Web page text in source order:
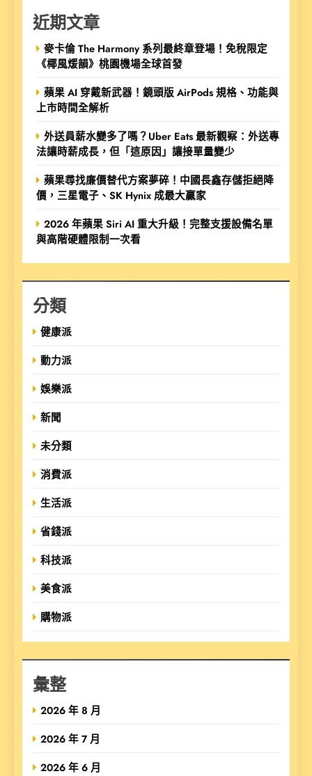
近期文章
麥卡倫 The Harmony 系列最終章登場！免稅限定
《椰風煖韻》桃園機場全球首發
蘋果 AI 穿戴新武器！鏡頭版 AirPods 規格、功能與
上市時間全解析
外送員薪水變多了嗎？Uber Eats 最新觀察：外送專
法讓時薪成長，但「這原因」讓接單量變少
蘋果尋找廉價替代方案夢碎！中國長鑫存儲拒絕降
價，三星電子、SK Hynix 成最大贏家
2026 年蘋果 Siri AI 重大升級！完整支援設備名單
與高階硬體限制一次看
分類
健康派
動力派
娛樂派
新聞
未分類
消費派
生活派
省錢派
科技派
美食派
購物派
彙整
2026 年 8 月
2026 年 7 月
2026 年 6 月